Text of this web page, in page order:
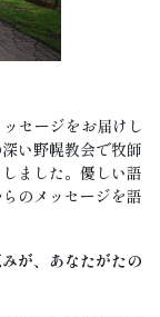
セージをお届けし
い野幌教会で牧師
ました。優しい語
のメッセージを語
が、あなたがたの